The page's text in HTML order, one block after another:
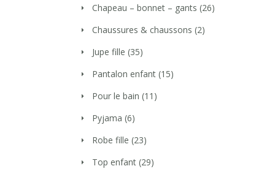
Chapeau – bonnet – gants (26)
Chaussures & chaussons (2)
Jupe fille (35)
Pantalon enfant (15)
Pour le bain (11)
Pyjama (6)
Robe fille (23)
Top enfant (29)